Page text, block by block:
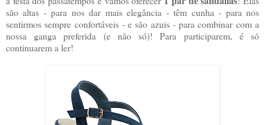
são altas - para nos dar mais elegância - têm cunha - para nos
sentirmos sempre confortáveis - e são azuis - para combinar com a
nossa ganga preferida (e não só)! Para participarem, é só
continuarem a ler!